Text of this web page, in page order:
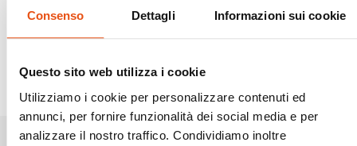
Consenso Dettagli Informazioni sui cookie
Questo sito web utilizza i cookie
Utilizziamo i cookie per personalizzare contenuti ed
annunci, per fornire funzionalità dei social media e per
analizzare il nostro traffico. Condividiamo inoltre